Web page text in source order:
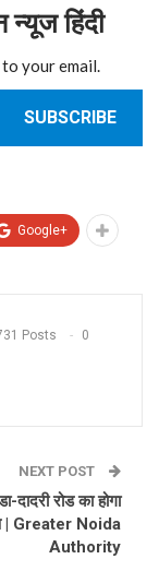
हिंदी
your email.
SUBSCRIBE
Google+
Posts 0
NEXT POST
दादरी रोड का होगा
| Greater Noida
Authority